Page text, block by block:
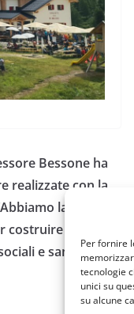
Per fornire
tecnologie
unici su
su alcune
Bessone ha
realizzate con la
lavorato
scuole,
e sanitarie”.